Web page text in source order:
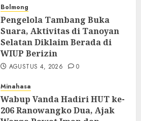
Bolmong
Pengelola Tambang Buka
Suara, Aktivitas di Tanoyan
Selatan Diklaim Berada di
WIUP Berizin
AGUSTUS 4, 2026 0
Minahasa
Wabup Vanda Hadiri HUT ke-
206 Ranowangko Dua, Ajak